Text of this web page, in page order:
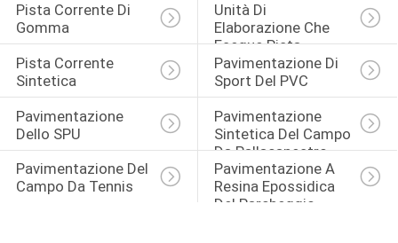
Pista Corrente Di
Gomma
Unità Di
Elaborazione Che
Esegue Pista
Pista Corrente
Sintetica
Pavimentazione Di
Sport Del PVC
Pavimentazione
Dello SPU
Pavimentazione
Sintetica Del Campo
Da Pallacanestro
Pavimentazione Del
Campo Da Tennis
Pavimentazione A
Resina Epossidica
Del Parcheggio